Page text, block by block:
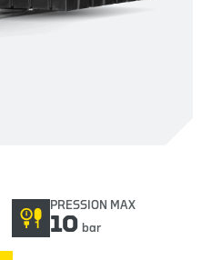
PRESSION MAX
10 bar